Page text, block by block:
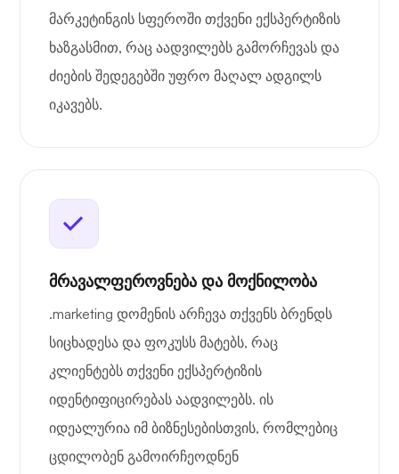
მარკეტინგის სფეროში თქვენი ექსპერტიზის
ხაზგასმით, რაც აადვილებს გამორჩევას და
ძიების შედეგებში უფრო მაღალ ადგილს
იკავებს.
მრავალფეროვნება და მოქნილობა
.marketing დომენის არჩევა თქვენს ბრენდს
სიცხადესა და ფოკუსს მატებს, რაც
კლიენტებს თქვენი ექსპერტიზის
იდენტიფიცირებას აადვილებს. ის
იდეალურია იმ ბიზნესებისთვის, რომლებიც
ცდილობენ გამოირჩეოდნენ